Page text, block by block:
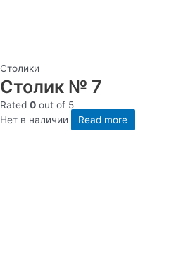
Столики
Столик № 7
Rated 0 out of 5
Нет в наличии
Read more